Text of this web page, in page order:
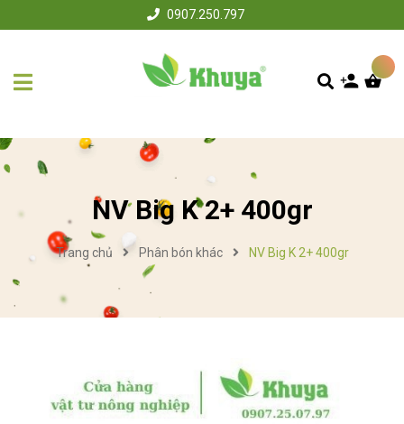
0907.250.797
NV Big K 2+ 400gr
Trang chủ Phân bón khác NV Big K 2+ 400gr